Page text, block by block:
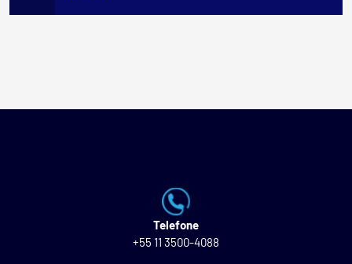
Telefone
+55 11 3500-4088